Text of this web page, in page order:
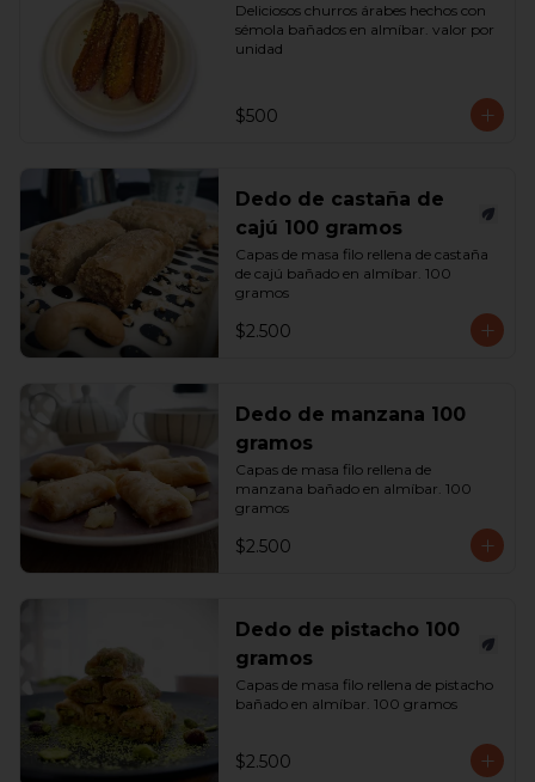
Deliciosos churros árabes hechos con
sémola bañados en almíbar. valor por
unidad
$500
Dedo de castaña de
cajú 100 gramos
Capas de masa filo rellena de castaña
de cajú bañado en almíbar. 100
gramos
$2.500
Dedo de manzana 100
gramos
Capas de masa filo rellena de
manzana bañado en almíbar. 100
gramos
$2.500
Dedo de pistacho 100
gramos
Capas de masa filo rellena de pistacho
bañado en almíbar. 100 gramos
$2.500